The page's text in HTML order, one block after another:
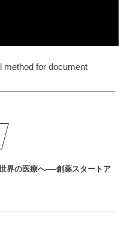
method for document
界の医療へ──創薬スタートア